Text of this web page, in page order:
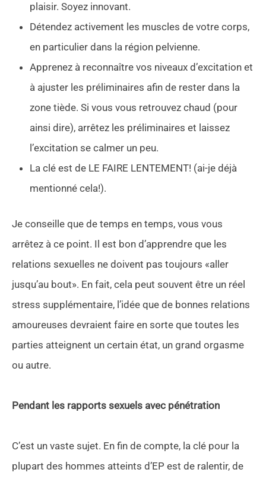
plaisir. Soyez innovant.
Détendez activement les muscles de votre corps,
en particulier dans la région pelvienne.
Apprenez à reconnaître vos niveaux d’excitation et
à ajuster les préliminaires afin de rester dans la
zone tiède. Si vous vous retrouvez chaud (pour
ainsi dire), arrêtez les préliminaires et laissez
l’excitation se calmer un peu.
La clé est de LE FAIRE LENTEMENT! (ai-je déjà
mentionné cela!).
Je conseille que de temps en temps, vous vous
arrêtez à ce point. Il est bon d’apprendre que les
relations sexuelles ne doivent pas toujours «aller
jusqu’au bout». En fait, cela peut souvent être un réel
stress supplémentaire, l’idée que de bonnes relations
amoureuses devraient faire en sorte que toutes les
parties atteignent un certain état, un grand orgasme
ou autre.
Pendant les rapports sexuels avec pénétration
C’est un vaste sujet. En fin de compte, la clé pour la
plupart des hommes atteints d’EP est de ralentir, de